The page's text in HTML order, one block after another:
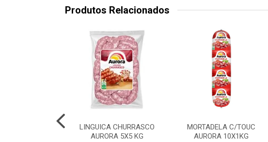
Produtos Relacionados
LINGUICA CHURRASCO
AURORA 5X5 KG
MORTADELA C/TOUC
AURORA 10X1KG